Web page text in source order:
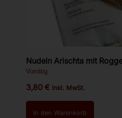
Nudeln Arischta mit
Bazikyan 400g
Vorrätig
3,80 € inkl. MwSt.
In den Warenkorb